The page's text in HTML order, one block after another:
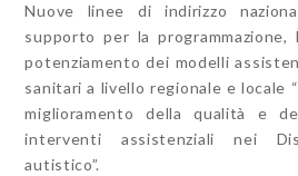
Nuove linee di indirizzo
supporto per la programmazione,
potenziamento dei modelli
sanitari a livello regionale e locale
miglioramento della qualità e
interventi assistenziali nei
autistico”.